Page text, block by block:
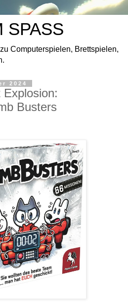
SPASS
Computerspielen, Brettspielen,
2024
Busters